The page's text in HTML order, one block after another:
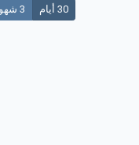
30 أيام 3 شهور